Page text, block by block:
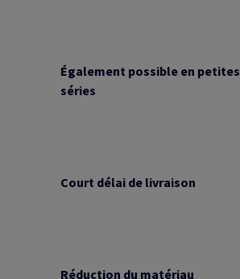
Également possible en petites
séries
Court délai de livraison
Réduction du matériau